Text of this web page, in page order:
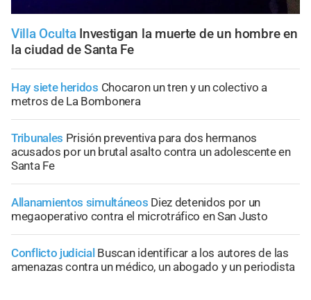
Villa Oculta Investigan la muerte de un hombre en
la ciudad de Santa Fe
Hay siete heridos Chocaron un tren y un colectivo a
metros de La Bombonera
Tribunales Prisión preventiva para dos hermanos
acusados por un brutal asalto contra un adolescente en
Santa Fe
Allanamientos simultáneos Diez detenidos por un
megaoperativo contra el microtráfico en San Justo
Conflicto judicial Buscan identificar a los autores de las
amenazas contra un médico, un abogado y un periodista